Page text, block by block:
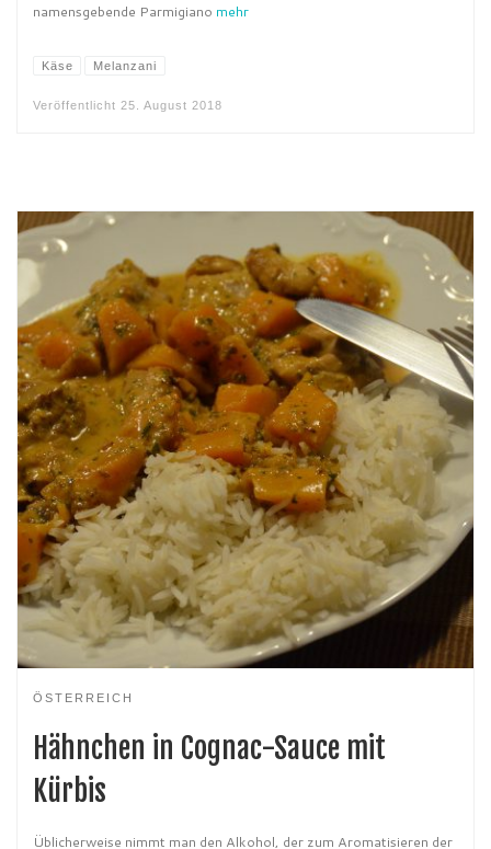
namensgebende Parmigiano mehr
Käse Melanzani
Veröffentlicht 25. August 2018
ÖSTERREICH
Hähnchen in Cognac-Sauce mit
Kürbis
Üblicherweise nimmt man den Alkohol, der zum Aromatisieren der